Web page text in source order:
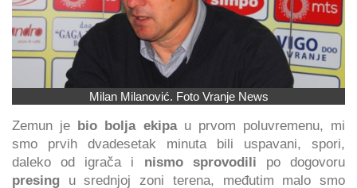
Milan Milanović. Foto Vranje News
Zemun je bio bolja ekipau prvom poluvremenu, mi
smo prvih dvadesetak minuta bili uspavani, spori,
daleko od igrača i nismo sprovodili po dogovoru
presing u srednjoj zoni terena, međutim malo smo